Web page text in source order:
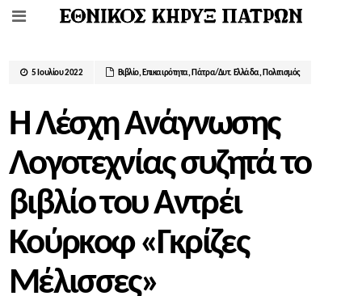
5 Ιουλίου 2022 Βιβλίο, Επικαιρότητα, Πάτρα/Δυτ. Ελλάδα, Πολιτισμός
Η Λέσχη Ανάγνωσης
Λογοτεχνίας συζητά το
βιβλίο του Αντρέι
Κούρκοφ «Γκρίζες
Μέλισσες»